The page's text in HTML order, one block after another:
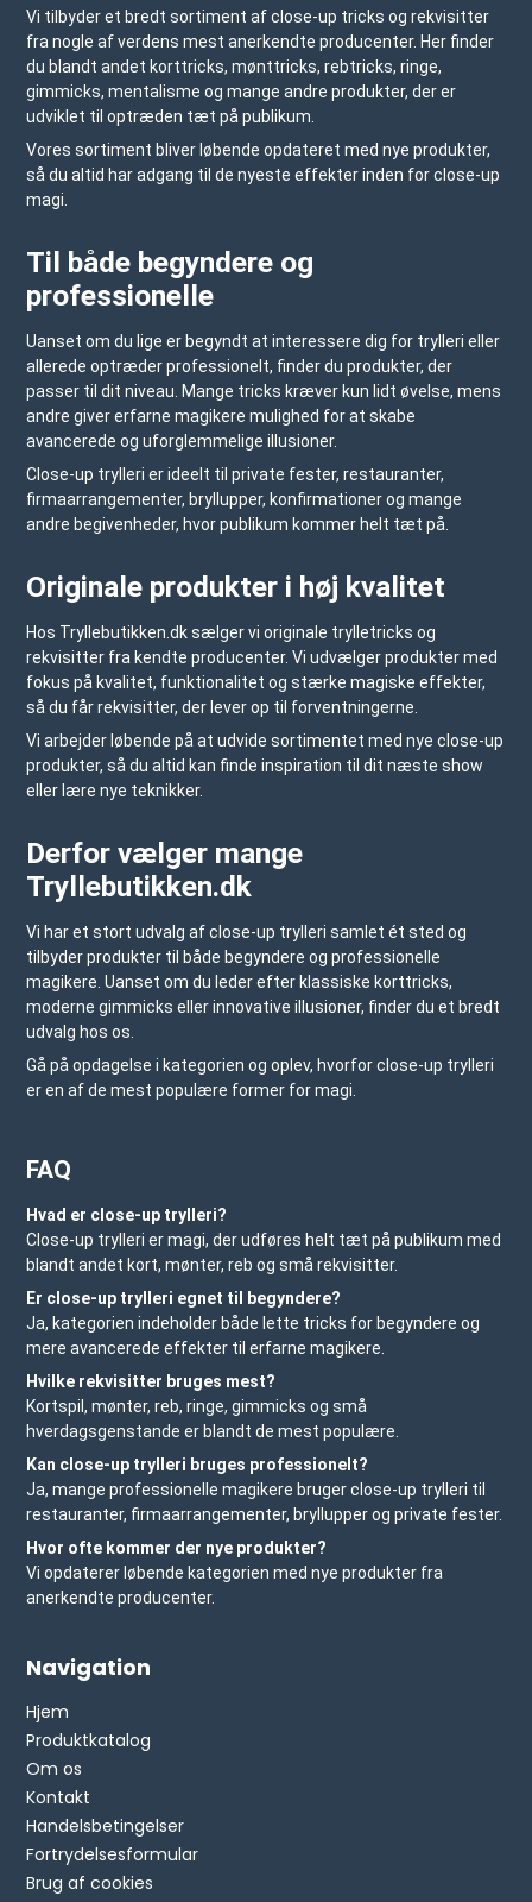
Vi tilbyder et bredt sortiment af close-up tricks og rekvisitter
fra nogle af verdens mest anerkendte producenter. Her finder
du blandt andet korttricks, mønttricks, rebtricks, ringe,
gimmicks, mentalisme og mange andre produkter, der er
udviklet til optræden tæt på publikum.
Vores sortiment bliver løbende opdateret med nye produkter,
så du altid har adgang til de nyeste effekter inden for close-up
magi.
Til både begyndere og
professionelle
Uanset om du lige er begyndt at interessere dig for trylleri eller
allerede optræder professionelt, finder du produkter, der
passer til dit niveau. Mange tricks kræver kun lidt øvelse, mens
andre giver erfarne magikere mulighed for at skabe
avancerede og uforglemmelige illusioner.
Close-up trylleri er ideelt til private fester, restauranter,
firmaarrangementer, bryllupper, konfirmationer og mange
andre begivenheder, hvor publikum kommer helt tæt på.
Originale produkter i høj kvalitet
Hos Tryllebutikken.dksælger vi originale trylletricks og
rekvisitter fra kendte producenter. Vi udvælger produkter med
fokus på kvalitet, funktionalitet og stærke magiske effekter,
så du får rekvisitter, der lever op til forventningerne.
Vi arbejder løbende på at udvide sortimentet med nye close-up
produkter, så du altid kan finde inspiration til dit næste show
eller lære nye teknikker.
Derfor vælger mange
Tryllebutikken.dk
Vi har et stort udvalg af close-up trylleri samlet ét sted og
tilbyder produkter til både begyndere og professionelle
magikere. Uanset om du leder efter klassiske korttricks,
moderne gimmicks eller innovative illusioner, finder du et bredt
udvalg hos os.
Gå på opdagelse i kategorien og oplev, hvorfor close-up trylleri
er en af de mest populære former for magi.
FAQ
Hvad er close-up trylleri?
Close-up trylleri er magi, der udføres helt tæt på publikum med
blandt andet kort, mønter, reb og små rekvisitter.
Er close-up trylleri egnet til begyndere?
Ja, kategorien indeholder både lette tricks for begyndere og
mere avancerede effekter til erfarne magikere.
Hvilke rekvisitter bruges mest?
Kortspil, mønter, reb, ringe, gimmicks og små
hverdagsgenstande er blandt de mest populære.
Kan close-up trylleri bruges professionelt?
Ja, mange professionelle magikere bruger close-up trylleri til
restauranter, firmaarrangementer, bryllupper og private fester.
Hvor ofte kommer der nye produkter?
Vi opdaterer løbende kategorien med nye produkter fra
anerkendte producenter.
Navigation
Hjem
Produktkatalog
Om os
Kontakt
Handelsbetingelser
Fortrydelsesformular
Brug af cookies